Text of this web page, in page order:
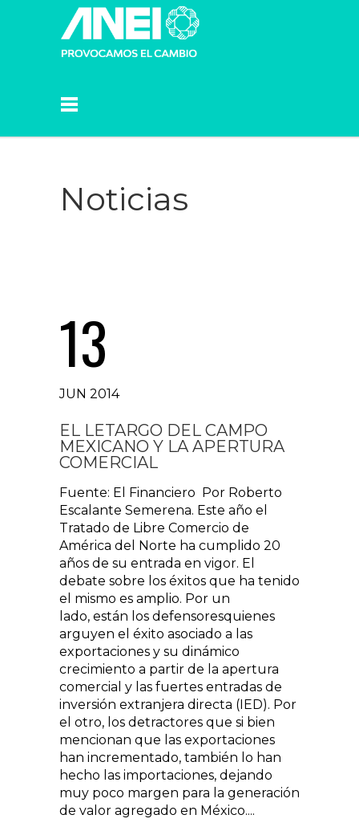
Noticias
13
JUN 2014
EL LETARGO DEL CAMPO
MEXICANO Y LA APERTURA
COMERCIAL
Fuente: El Financiero Por Roberto
Escalante Semerena. Este año el
Tratado de Libre Comercio de
América del Norte ha cumplido 20
años de su entrada en vigor. El
debate sobre los éxitos que ha tenido
el mismo es amplio. Por un
lado, están los defensoresquienes
arguyen el éxito asociado a las
exportaciones y su dinámico
crecimiento a partir de la apertura
comercial y las fuertes entradas de
inversión extranjera directa (IED). Por
el otro, los detractores que si bien
mencionan que las exportaciones
han incrementado, también lo han
hecho las importaciones, dejando
muy poco margen para la generación
de valor agregado en México....